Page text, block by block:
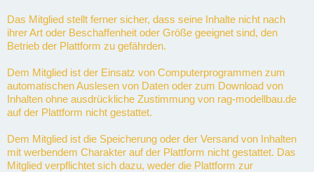
Das Mitglied stellt ferner sicher, dass seine Inhalte nicht nach
ihrer Art oder Beschaffenheit oder Größe geeignet sind, den
Betrieb der Plattform zu gefährden.
Dem Mitglied ist der Einsatz von Computerprogrammen zum
automatischen Auslesen von Daten oder zum Download von
Inhalten ohne ausdrückliche Zustimmung von rag-modellbau.de
auf der Plattform nicht gestattet.
Dem Mitglied ist die Speicherung oder der Versand von Inhalten
mit werbendem Charakter auf der Plattform nicht gestattet. Das
Mitglied verpflichtet sich dazu, weder die Plattform zur